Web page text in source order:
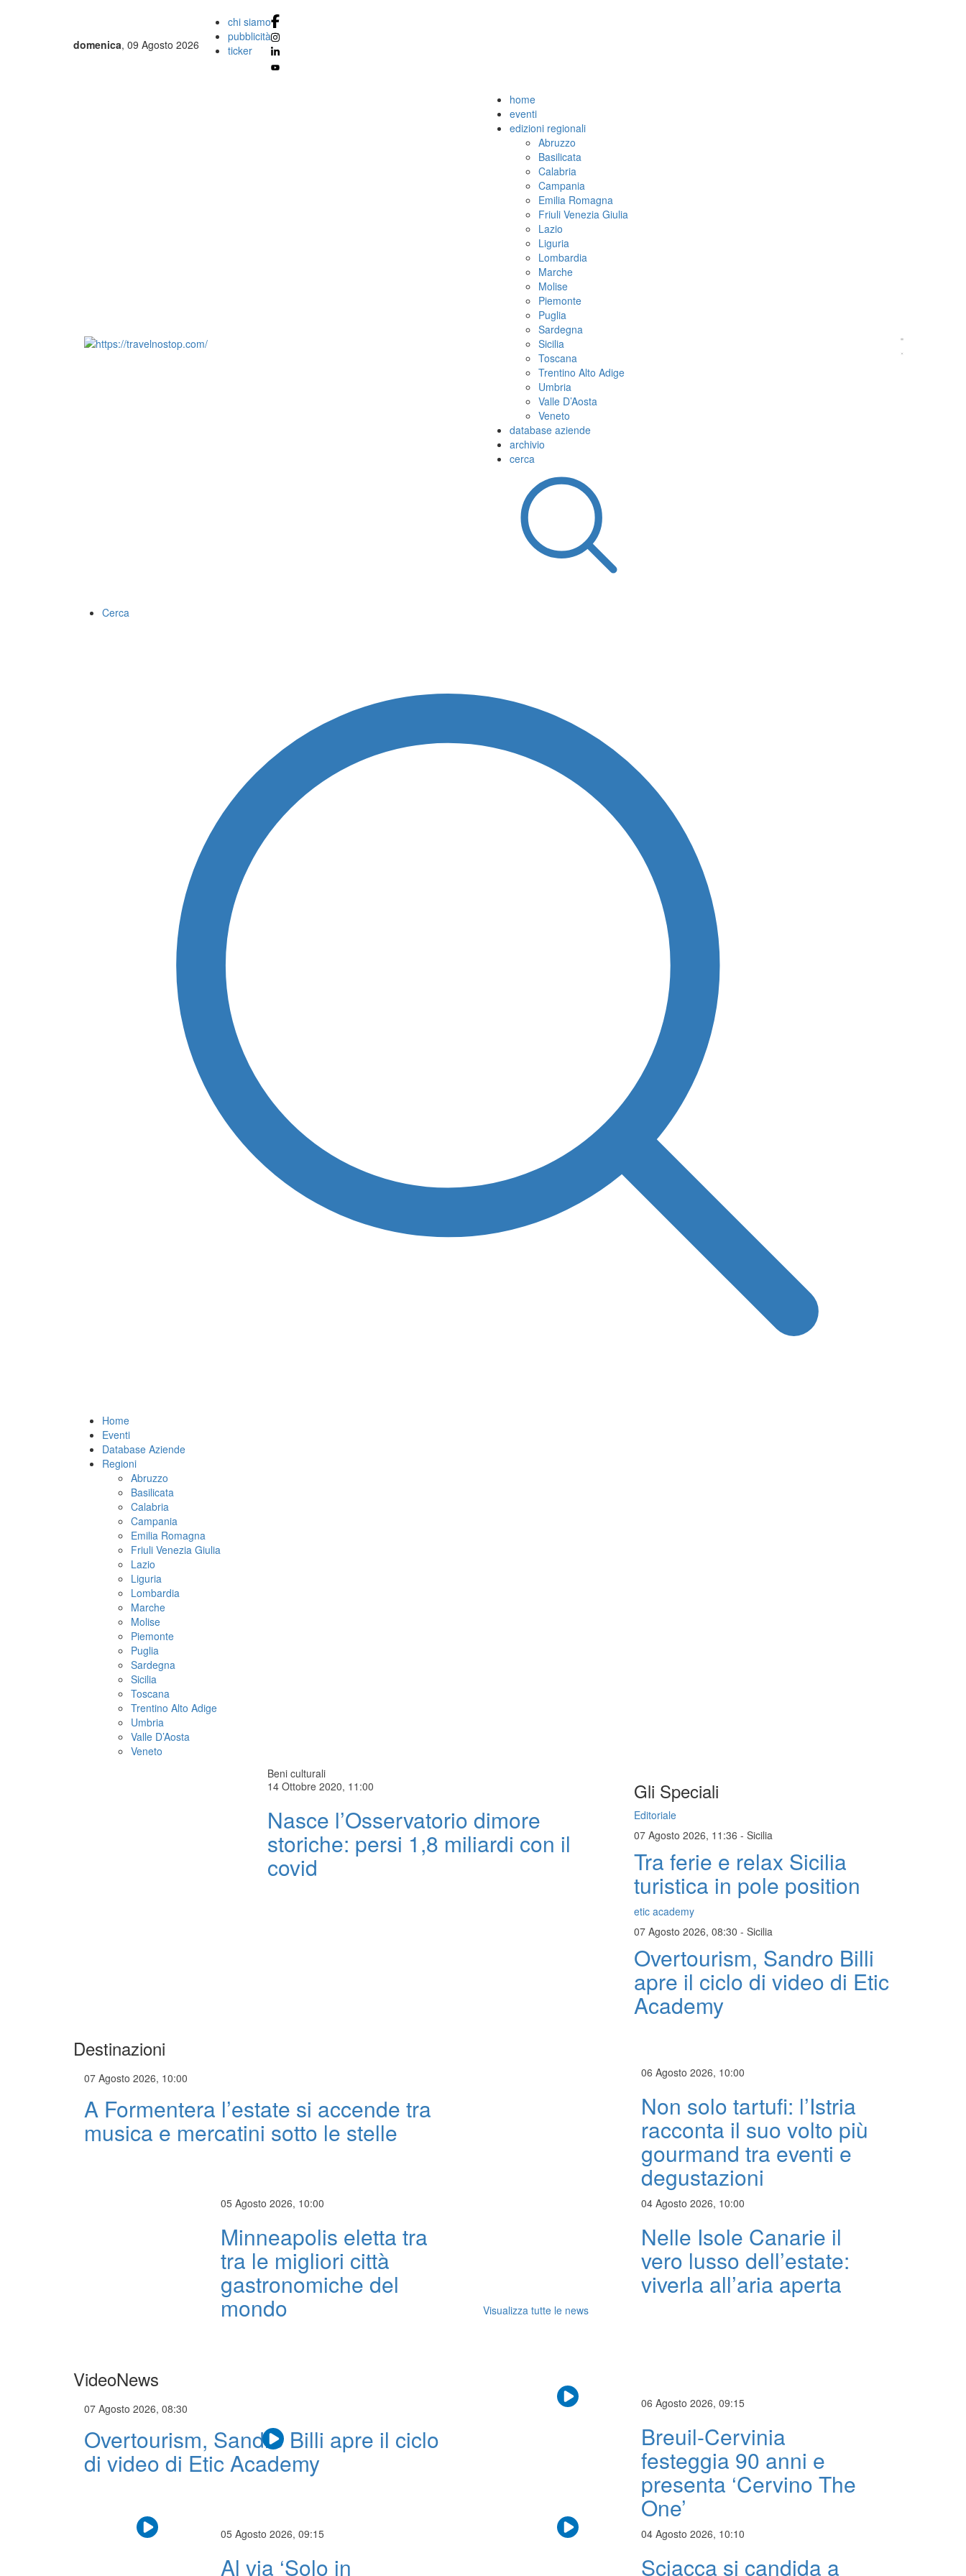
domenica, 09 Agosto 2026
chi siamo
pubblicità
ticker
home
eventi
edizioni regionali
Abruzzo
Basilicata
Calabria
Campania
Emilia Romagna
Friuli Venezia Giulia
Lazio
Liguria
Lombardia
Marche
Molise
Piemonte
Puglia
Sardegna
Sicilia
Toscana
Trentino Alto Adige
Umbria
Valle D’Aosta
Veneto
database aziende
archivio
cerca
Cerca
Home
Eventi
Database Aziende
Regioni
Abruzzo
Basilicata
Calabria
Campania
Emilia Romagna
Friuli Venezia Giulia
Lazio
Liguria
Lombardia
Marche
Molise
Piemonte
Puglia
Sardegna
Sicilia
Toscana
Trentino Alto Adige
Umbria
Valle D’Aosta
Veneto
Beni culturali
14 Ottobre 2020, 11:00
Nasce l’Osservatorio dimore
storiche: persi 1,8 miliardi con il
covid
Gli Speciali
Editoriale
07 Agosto 2026, 11:36 - Sicilia
Tra ferie e relax Sicilia
turistica in pole position
etic academy
07 Agosto 2026, 08:30 - Sicilia
Overtourism, Sandro Billi
apre il ciclo di video di Etic
Academy
Destinazioni
07 Agosto 2026, 10:00
A Formentera l’estate si accende tra
musica e mercatini sotto le stelle
06 Agosto 2026, 10:00
Non solo tartufi: l’Istria
racconta il suo volto più
gourmand tra eventi e
degustazioni
05 Agosto 2026, 10:00
Minneapolis eletta tra
tra le migliori città
gastronomiche del
mondo
04 Agosto 2026, 10:00
Nelle Isole Canarie il
vero lusso dell’estate:
viverla all’aria aperta
Visualizza tutte le news
VideoNews
07 Agosto 2026, 08:30
Overtourism, Sandro Billi apre il ciclo
di video di Etic Academy
06 Agosto 2026, 09:15
Breuil-Cervinia
festeggia 90 anni e
presenta ‘Cervino The
One’
05 Agosto 2026, 09:15
Al via ‘Solo in
04 Agosto 2026, 10:10
Sciacca si candida a